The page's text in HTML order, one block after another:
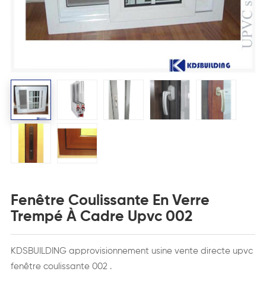
Fenêtre Coulissante En Verre
Trempé À Cadre Upvc 002
KDSBUILDING approvisionnement usine vente directe upvc
fenêtre coulissante 002 .